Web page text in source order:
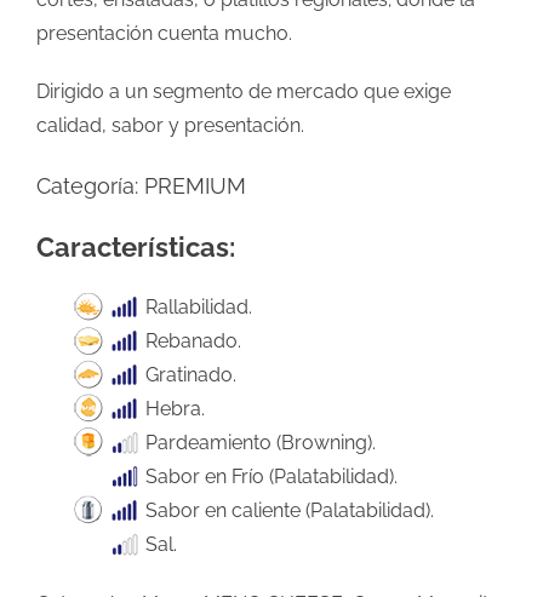
presentación cuenta mucho.
Dirigido a un segmento de mercado que exige
calidad, sabor y presentación.
Categoría: PREMIUM
Características:
Rallabilidad.
Rebanado.
Gratinado.
Hebra.
Pardeamiento (Browning).
Sabor en Frío (Palatabilidad).
Sabor en caliente (Palatabilidad).
Sal.